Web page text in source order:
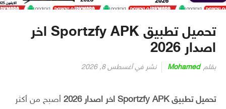
تحميل تطبيق Sportzfy APK اخر
اصدار 2026
بقلم Mohamed نشر في أغسطس 8, 2026
تحميل تطبيق Sportzfy APK اخر اصدار 2026
أصبح من أكثر